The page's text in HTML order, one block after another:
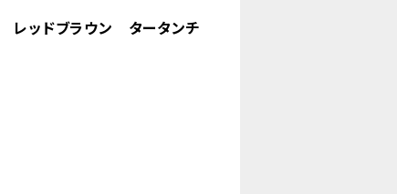
ッドブラウン タータンチ